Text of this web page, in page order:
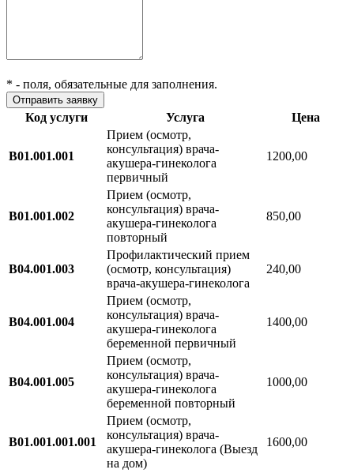
* - поля, обязательные для заполнения.
Код услуги Услуга Цена
В01.001.001
Прием (осмотр,
консультация) врача-
акушера-гинеколога
первичный
1200,00
В01.001.002
Прием (осмотр,
консультация) врача-
акушера-гинеколога
повторный
850,00
В04.001.003
Профилактический прием
(осмотр, консультация)
врача-акушера-гинеколога
240,00
В04.001.004
Прием (осмотр,
консультация) врача-
акушера-гинеколога
беременной первичный
1400,00
В04.001.005
Прием (осмотр,
консультация) врача-
акушера-гинеколога
беременной повторный
1000,00
В01.001.001.001
Прием (осмотр,
консультация) врача-
акушера-гинеколога (Выезд
на дом)
1600,00